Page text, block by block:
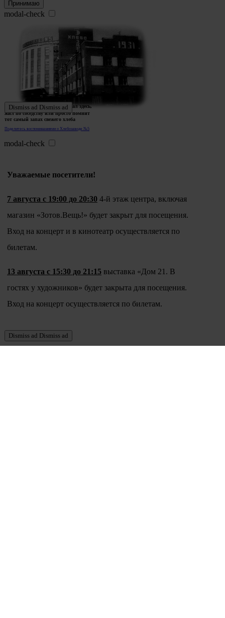
Принимаю
modal-check
Поделитесь воспоминаниями о Хлебозаводе №5
Ждем истории тех, кто работал здесь,
жил по соседству или просто помнит
тот самый запах свежего хлеба
Dismiss ad Dismiss ad
modal-check
Уважаемые посетители!
7 августа с 19:00 до 20:30 4-й этаж центра, включая
магазин «Зотов.Вещь!» будет закрыт для посещения.
Вход на концерт и в кинотеатр осуществляется по
билетам.
13 августа с 15:30 до 21:15 выставка «Дом 21. В
гостях у художников» будет закрыта для посещения.
Вход на концерт осуществляется по билетам.
Dismiss ad Dismiss ad